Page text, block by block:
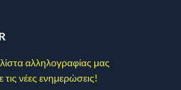
αλληλογραφίας μας
τις νέες ενημερώσεις!